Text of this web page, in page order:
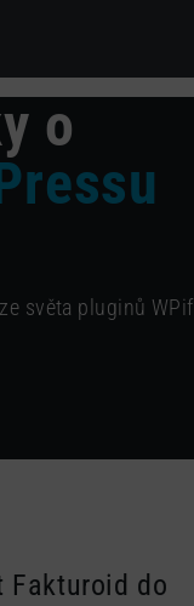
o
světa pluginů
Fakturoid do